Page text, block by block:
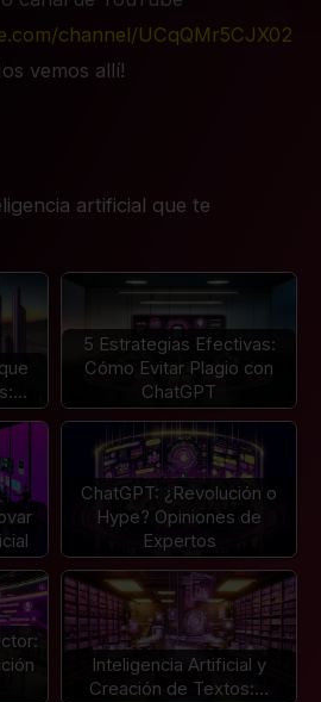
channel/UCqQMr5CJX02
vemos allí!
artificial que te
5 Estrategias Efectivas:
Cómo Evitar Plagio con
ChatGPT
ChatGPT: ¿Revolución o
Hype? Opiniones de
Expertos
Inteligencia Artificial y
Creación de Textos:…